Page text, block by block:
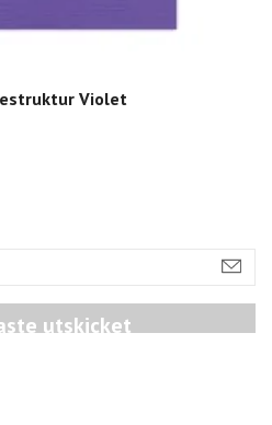
utskicket
Violet